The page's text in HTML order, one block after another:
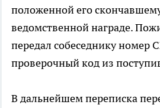
положенной его
ведомственной награде.
передал собеседнику номер
проверочный код из
В дальнейшем переписка